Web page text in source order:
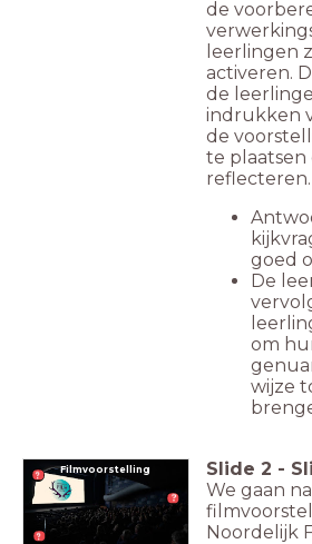
de
leerlingen
activeren.
de
indrukken
de
te plaatsen
reflecteren.
goed
De
om
wijze
Filmvoorstelling Slide 2 -
We gaan
Noordelijk